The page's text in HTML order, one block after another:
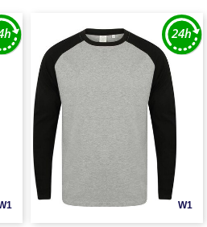
W1